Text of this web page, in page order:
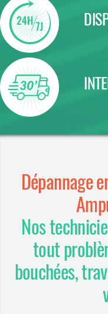
Dépannage
Nos
tout
bouchées,